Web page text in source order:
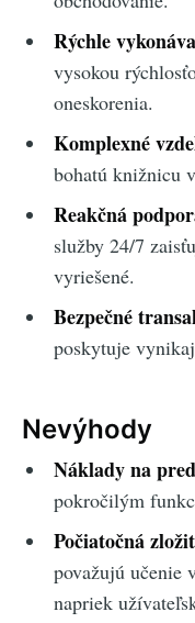
Rýchle
vysokou
oneskorenia.
Komplexné
bohatú knižnicu
Reakčná
služby 24/7
vyriešené.
Bezpečné
poskytuje
Nevýhody
Náklady na
pokročilým
Počiatočná
považujú učenie
napriek